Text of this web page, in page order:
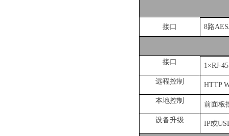
接口 8路
接口 1×RJ-45
远程控制 HTTP
本地控制 前面板
设备升级 IP或